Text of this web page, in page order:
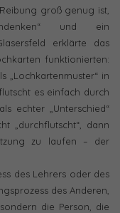
groß genug ist,
und ein
erklärte das
funktionierten:
„Lochkartenmuster“ in
es einfach durch
echter „Unterschied“
„durchflutscht“, dann
zu laufen – der
des Lehrers oder des
des Anderen,
die Person, die